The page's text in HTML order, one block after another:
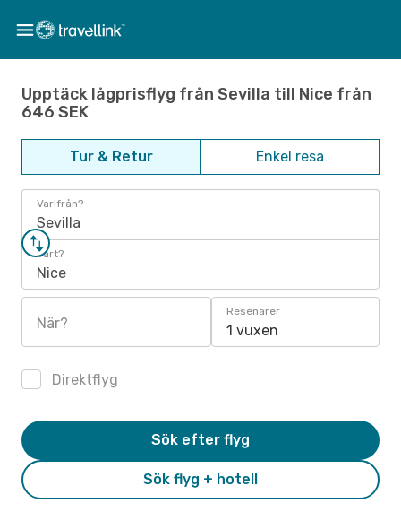
Upptäck lågprisflyg från Sevilla till Nice från
646 SEK
Tur & Retur Enkel resa
Varifrån?
Sevilla
Vart?
Nice
När?
Resenärer
1 vuxen
Direktflyg
Sök flyg + hotell
Sök efter flyg